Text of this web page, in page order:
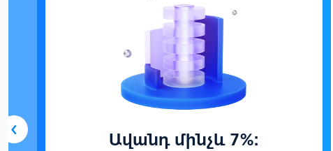
Ավանդ մինչև 7%:
‹